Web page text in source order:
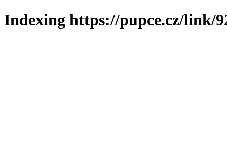
Indexing https://pupce.cz/link/